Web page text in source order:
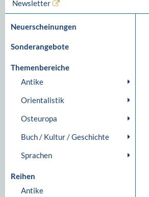
Newsletter
Neuerscheinungen
Sonderangebote
Themenbereiche
Antike
Orientalistik
Osteuropa
Buch / Kultur / Geschichte
Sprachen
Reihen
Antike